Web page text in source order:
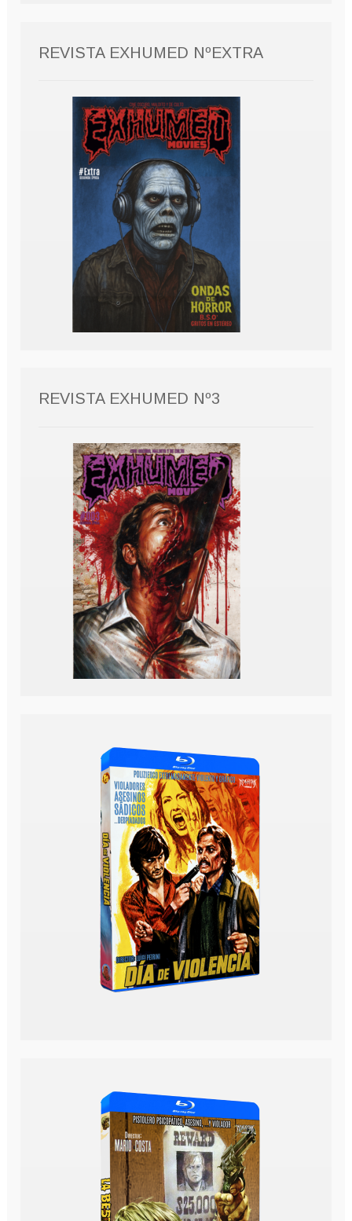
REVISTA EXHUMED NºEXTRA
REVISTA EXHUMED Nº3